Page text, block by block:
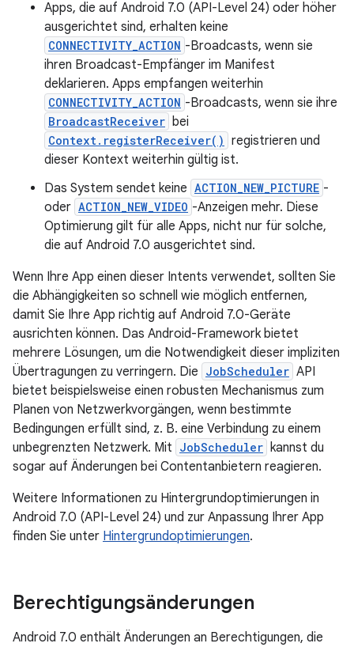
Apps, die auf Android 7.0 (API-Level 24) oder höher
ausgerichtet sind, erhalten keine
CONNECTIVITY_ACTION -Broadcasts, wenn sie
ihren Broadcast-Empfänger im Manifest
deklarieren. Apps empfangen weiterhin
CONNECTIVITY_ACTION -Broadcasts, wenn sie ihre
BroadcastReceiver bei
Context.registerReceiver() registrieren und
dieser Kontext weiterhin gültig ist.
Das System sendet keine ACTION_NEW_PICTURE -
oder ACTION_NEW_VIDEO -Anzeigen mehr. Diese
Optimierung gilt für alle Apps, nicht nur für solche,
die auf Android 7.0 ausgerichtet sind.
Wenn Ihre App einen dieser Intents verwendet, sollten Sie
die Abhängigkeiten so schnell wie möglich entfernen,
damit Sie Ihre App richtig auf Android 7.0-Geräte
ausrichten können. Das Android-Framework bietet
mehrere Lösungen, um die Notwendigkeit dieser impliziten
Übertragungen zu verringern. Die JobScheduler API
bietet beispielsweise einen robusten Mechanismus zum
Planen von Netzwerkvorgängen, wenn bestimmte
Bedingungen erfüllt sind, z. B. eine Verbindung zu einem
unbegrenzten Netzwerk. Mit JobScheduler kannst du
sogar auf Änderungen bei Contentanbietern reagieren.
Weitere Informationen zu Hintergrundoptimierungen in
Android 7.0 (API-Level 24) und zur Anpassung Ihrer App
finden Sie unter Hintergrundoptimierungen.
Berechtigungsänderungen
Android 7.0 enthält Änderungen an Berechtigungen, die